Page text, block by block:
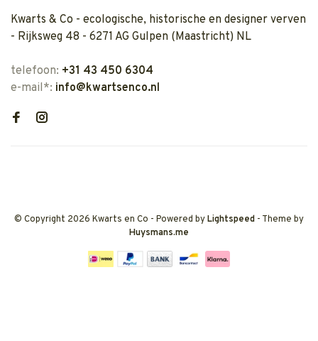
Kwarts & Co - ecologische, historische en designer verven
- Rijksweg 48 - 6271 AG Gulpen (Maastricht) NL
telefoon: +31 43 450 6304
e-mail*: info@kwartsenco.nl
© Copyright 2026 Kwarts en Co - Powered byLightspeed - Theme by
Huysmans.me